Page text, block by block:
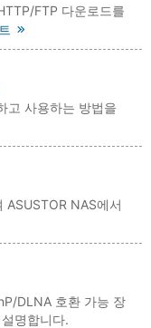
FTP 다운로드를
고 사용하는 방법을
NAS에서
DLNA 호환 가능 장
명합니다.